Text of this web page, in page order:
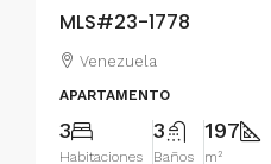
MLS#23-1778
Venezuela
APARTAMENTO
3
Habitaciones
3
Baños
197
m²